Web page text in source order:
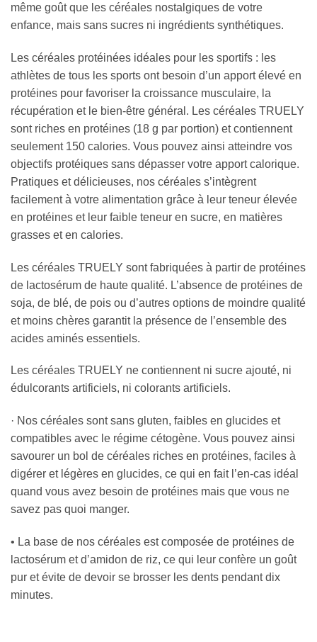
même goût que les céréales nostalgiques de votre
enfance, mais sans sucres ni ingrédients synthétiques.
Les céréales protéinées idéales pour les sportifs : les
athlètes de tous les sports ont besoin d’un apport élevé en
protéines pour favoriser la croissance musculaire, la
récupération et le bien-être général. Les céréales TRUELY
sont riches en protéines (18 g par portion) et contiennent
seulement 150 calories. Vous pouvez ainsi atteindre vos
objectifs protéiques sans dépasser votre apport calorique.
Pratiques et délicieuses, nos céréales s’intègrent
facilement à votre alimentation grâce à leur teneur élevée
en protéines et leur faible teneur en sucre, en matières
grasses et en calories.
Les céréales TRUELY sont fabriquées à partir de protéines
de lactosérum de haute qualité. L’absence de protéines de
soja, de blé, de pois ou d’autres options de moindre qualité
et moins chères garantit la présence de l’ensemble des
acides aminés essentiels.
Les céréales TRUELY ne contiennent ni sucre ajouté, ni
édulcorants artificiels, ni colorants artificiels.
· Nos céréales sont sans gluten, faibles en glucides et
compatibles avec le régime cétogène. Vous pouvez ainsi
savourer un bol de céréales riches en protéines, faciles à
digérer et légères en glucides, ce qui en fait l’en-cas idéal
quand vous avez besoin de protéines mais que vous ne
savez pas quoi manger.
• La base de nos céréales est composée de protéines de
lactosérum et d’amidon de riz, ce qui leur confère un goût
pur et évite de devoir se brosser les dents pendant dix
minutes.